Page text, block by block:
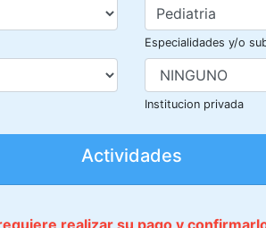
Especialidades y/o
Institucion privada
Actividades